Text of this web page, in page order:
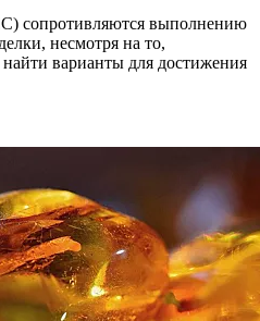
сопротивляются выполнению
несмотря на то,
варианты для достижения